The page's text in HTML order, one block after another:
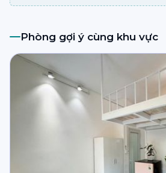
Phòng gợi ý cùng khu vực